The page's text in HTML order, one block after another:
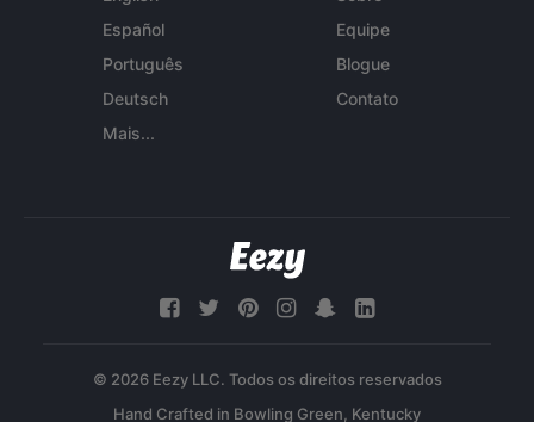
Español
Português
Deutsch
Mais...
Equipe
Blogue
Contato
© 2026 Eezy LLC. Todos os direitos reservados